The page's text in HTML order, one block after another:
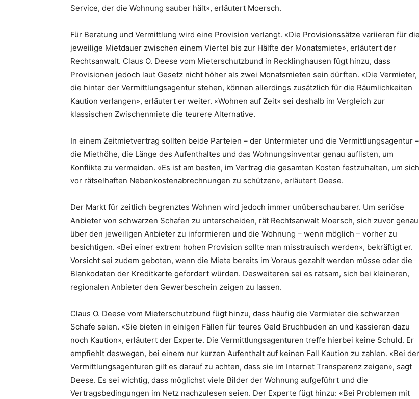
Service, der die Wohnung sauber hält», erläutert Moersch.
Für Beratung und Vermittlung wird eine Provision verlangt. «Die Provisionssätze variieren für die
jeweilige Mietdauer zwischen einem Viertel bis zur Hälfte der Monatsmiete», erläutert der
Rechtsanwalt. Claus O. Deese vom Mieterschutzbund in Recklinghausen fügt hinzu, dass
Provisionen jedoch laut Gesetz nicht höher als zwei Monatsmieten sein dürften. «Die Vermieter,
die hinter der Vermittlungsagentur stehen, können allerdings zusätzlich für die Räumlichkeiten
Kaution verlangen», erläutert er weiter. «Wohnen auf Zeit» sei deshalb im Vergleich zur
klassischen Zwischenmiete die teurere Alternative.
In einem Zeitmietvertrag sollten beide Parteien – der Untermieter und die Vermittlungsagentur –
die Miethöhe, die Länge des Aufenthaltes und das Wohnungsinventar genau auflisten, um
Konflikte zu vermeiden. «Es ist am besten, im Vertrag die gesamten Kosten festzuhalten, um sich
vor rätselhaften Nebenkostenabrechnungen zu schützen», erläutert Deese.
Der Markt für zeitlich begrenztes Wohnen wird jedoch immer unüberschaubarer. Um seriöse
Anbieter von schwarzen Schafen zu unterscheiden, rät Rechtsanwalt Moersch, sich zuvor genau
über den jeweiligen Anbieter zu informieren und die Wohnung – wenn möglich – vorher zu
besichtigen. «Bei einer extrem hohen Provision sollte man misstrauisch werden», bekräftigt er.
Vorsicht sei zudem geboten, wenn die Miete bereits im Voraus gezahlt werden müsse oder die
Blankodaten der Kreditkarte gefordert würden. Desweiteren sei es ratsam, sich bei kleineren,
regionalen Anbieter den Gewerbeschein zeigen zu lassen.
Claus O. Deese vom Mieterschutzbund fügt hinzu, dass häufig die Vermieter die schwarzen
Schafe seien. «Sie bieten in einigen Fällen für teures Geld Bruchbuden an und kassieren dazu
noch Kaution», erläutert der Experte. Die Vermittlungsagenturen treffe hierbei keine Schuld. Er
empfiehlt deswegen, bei einem nur kurzen Aufenthalt auf keinen Fall Kaution zu zahlen. «Bei
Vermittlungsagenturen gilt es darauf zu achten, dass sie im Internet Transparenz zeigen», sagt
Deese. Es sei wichtig, dass möglichst viele Bilder der Wohnung aufgeführt und die
Vertragsbedingungen im Netz nachzulesen seien. Der Experte fügt hinzu: «Bei Problemen mit